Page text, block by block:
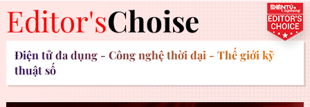
Editor'sChoise
Điện tử đa dụng - Công nghệ thời đại - Thế giới kỹ
thuật số